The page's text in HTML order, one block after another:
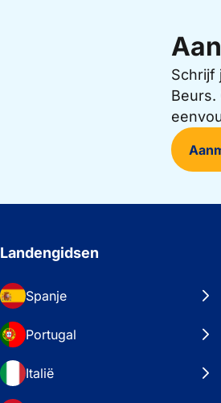
Schrijf
Beurs.
Landengidsen
Spanje
Portugal
Italië